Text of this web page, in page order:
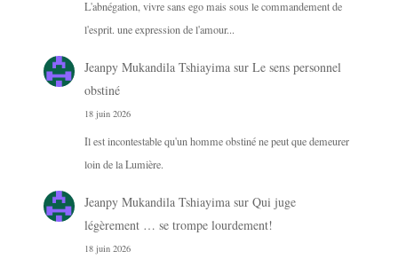
L'abnégation, vivre sans ego mais sous le commandement de
l'esprit. une expression de l'amour...
Jeanpy Mukandila Tshiayimasur Le sens personnel
obstiné
18 juin 2026
Il est incontestable qu'un homme obstiné ne peut que demeurer
loin de la Lumière.
Jeanpy Mukandila Tshiayimasur Qui juge
légèrement … se trompe lourdement!
18 juin 2026